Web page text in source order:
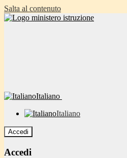
Salta al contenuto
Italiano
Italiano
Accedi
Accedi